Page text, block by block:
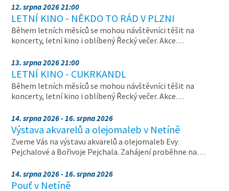
12. srpna 2026 21:00
LETNÍ KINO - NĚKDO TO RÁD V PLZNI
Během letních měsíců se mohou návštěvníci těšit na
koncerty, letní kino i oblíbený Řecký večer. Akce…
13. srpna 2026 21:00
LETNÍ KINO - CUKRKANDL
Během letních měsíců se mohou návštěvníci těšit na
koncerty, letní kino i oblíbený Řecký večer. Akce…
14. srpna 2026 - 16. srpna 2026
Výstava akvarelů a olejomaleb v Netíně
Zveme Vás na výstavu akvarelů a olejomaleb Evy
Pejchalové a Bořivoje Pejchala. Zahájení proběhne na…
14. srpna 2026 - 16. srpna 2026
Pouť v Netíně